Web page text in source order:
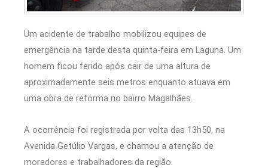
Um acidente de trabalho mobilizou equipes de
emergência na tarde desta quinta-feira em Laguna. Um
homem ficou ferido após cair de uma altura de
aproximadamente seis metros enquanto atuava em
uma obra de reforma no bairro Magalhães.
A ocorrência foi registrada por volta das 13h50, na
Avenida Getúlio Vargas, e chamou a atenção de
moradores e trabalhadores da região.